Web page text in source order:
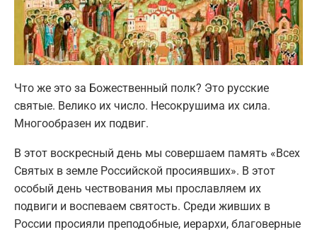
Что же это за Божественный полк? Это русские
святые. Велико их число. Несокрушима их сила.
Многообразен их подвиг.
В этот воскресный день мы совершаем память «Всех
Святых в земле Российской просиявших». В этот
особый день чествования мы прославляем их
подвиги и воспеваем святость. Среди живших в
России просияли преподобные, иерархи, благоверные